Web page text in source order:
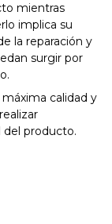
mientras
implica su
la reparación y
surgir por
calidad y
del producto.